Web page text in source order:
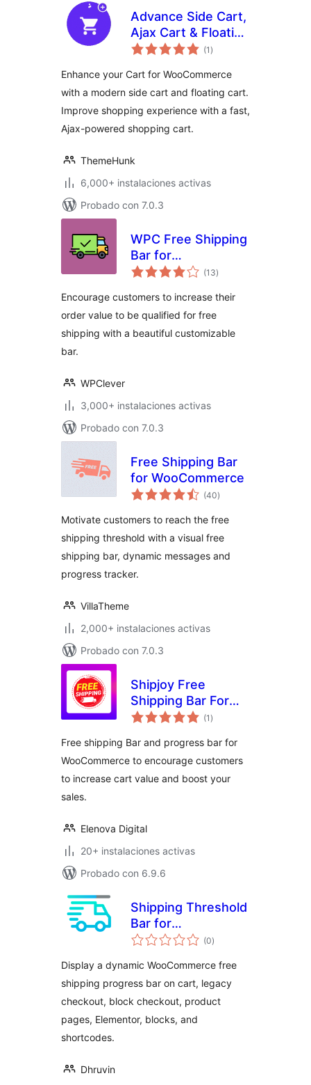
Advance Side Cart,
Ajax Cart & Floating
Cart for
(1 evaluación
total
)
Enhance your Cart for WooCommerce
with a modern side cart and floating cart.
Improve shopping experience with a fast,
Ajax-powered shopping cart.
ThemeHunk
6,000+ instalaciones activas
Probado con 7.0.3
WPC Free Shipping
Bar for
WooCommerce
(13evaluación
total
)
Encourage customers to increase their
order value to be qualified for free
shipping with a beautiful customizable
bar.
WPClever
3,000+ instalaciones activas
Probado con 7.0.3
Free Shipping Bar
for WooCommerce
(40evaluación
total
)
Motivate customers to reach the free
shipping threshold with a visual free
shipping bar, dynamic messages and
progress tracker.
VillaTheme
2,000+ instalaciones activas
Probado con 7.0.3
Shipjoy Free
Shipping Bar For
WooCommerce
(1 evaluación
total
)
Free shipping Bar and progress bar for
WooCommerce to encourage customers
to increase cart value and boost your
sales.
Elenova Digital
20+ instalaciones activas
Probado con 6.9.6
Shipping Threshold
Bar for
WooCommerce
(0evaluación
total
)
Display a dynamic WooCommerce free
shipping progress bar on cart, legacy
checkout, block checkout, product
pages, Elementor, blocks, and
shortcodes.
Dhruvin